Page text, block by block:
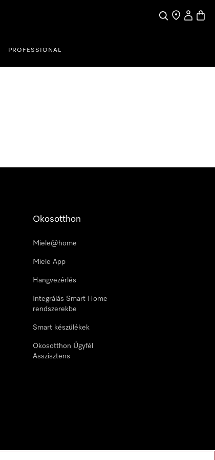
KeresesÜzletkereső
Saját profil
PROFESSIONAL
Okosotthon
Miele@home
Miele App
Hangvezérlés
Integrálás Smart Home
rendszerekbe
Smart készülékek
Okosotthon Ügyfél
Asszisztens